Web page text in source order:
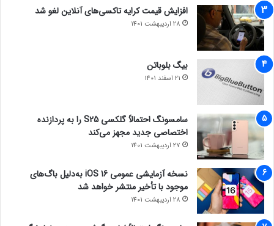
افزایش قیمت کرایه تاکسی‌های آنلاین لغو شد
28 اردیبهشت 1401
بیگ بلوباتن
21 اسفند 1401
سامسونگ احتمالاً گلکسی S25 را به پردازنده
اختصاصی جدید مجهز می‌کند
27 اردیبهشت 1401
نسخه آزمایشی عمومی iOS 16 به‌دلیل باگ‌های
موجود با تأخیر منتشر خواهد شد
28 اردیبهشت 1401